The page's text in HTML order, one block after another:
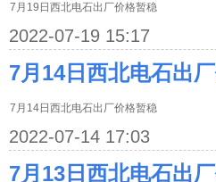
7月19日西北电石出厂价格暂稳
2022-07-19 15:17
7月14日西北电石出
7月14日西北电石出厂价格暂稳
2022-07-14 17:03
7月13日西北电石出